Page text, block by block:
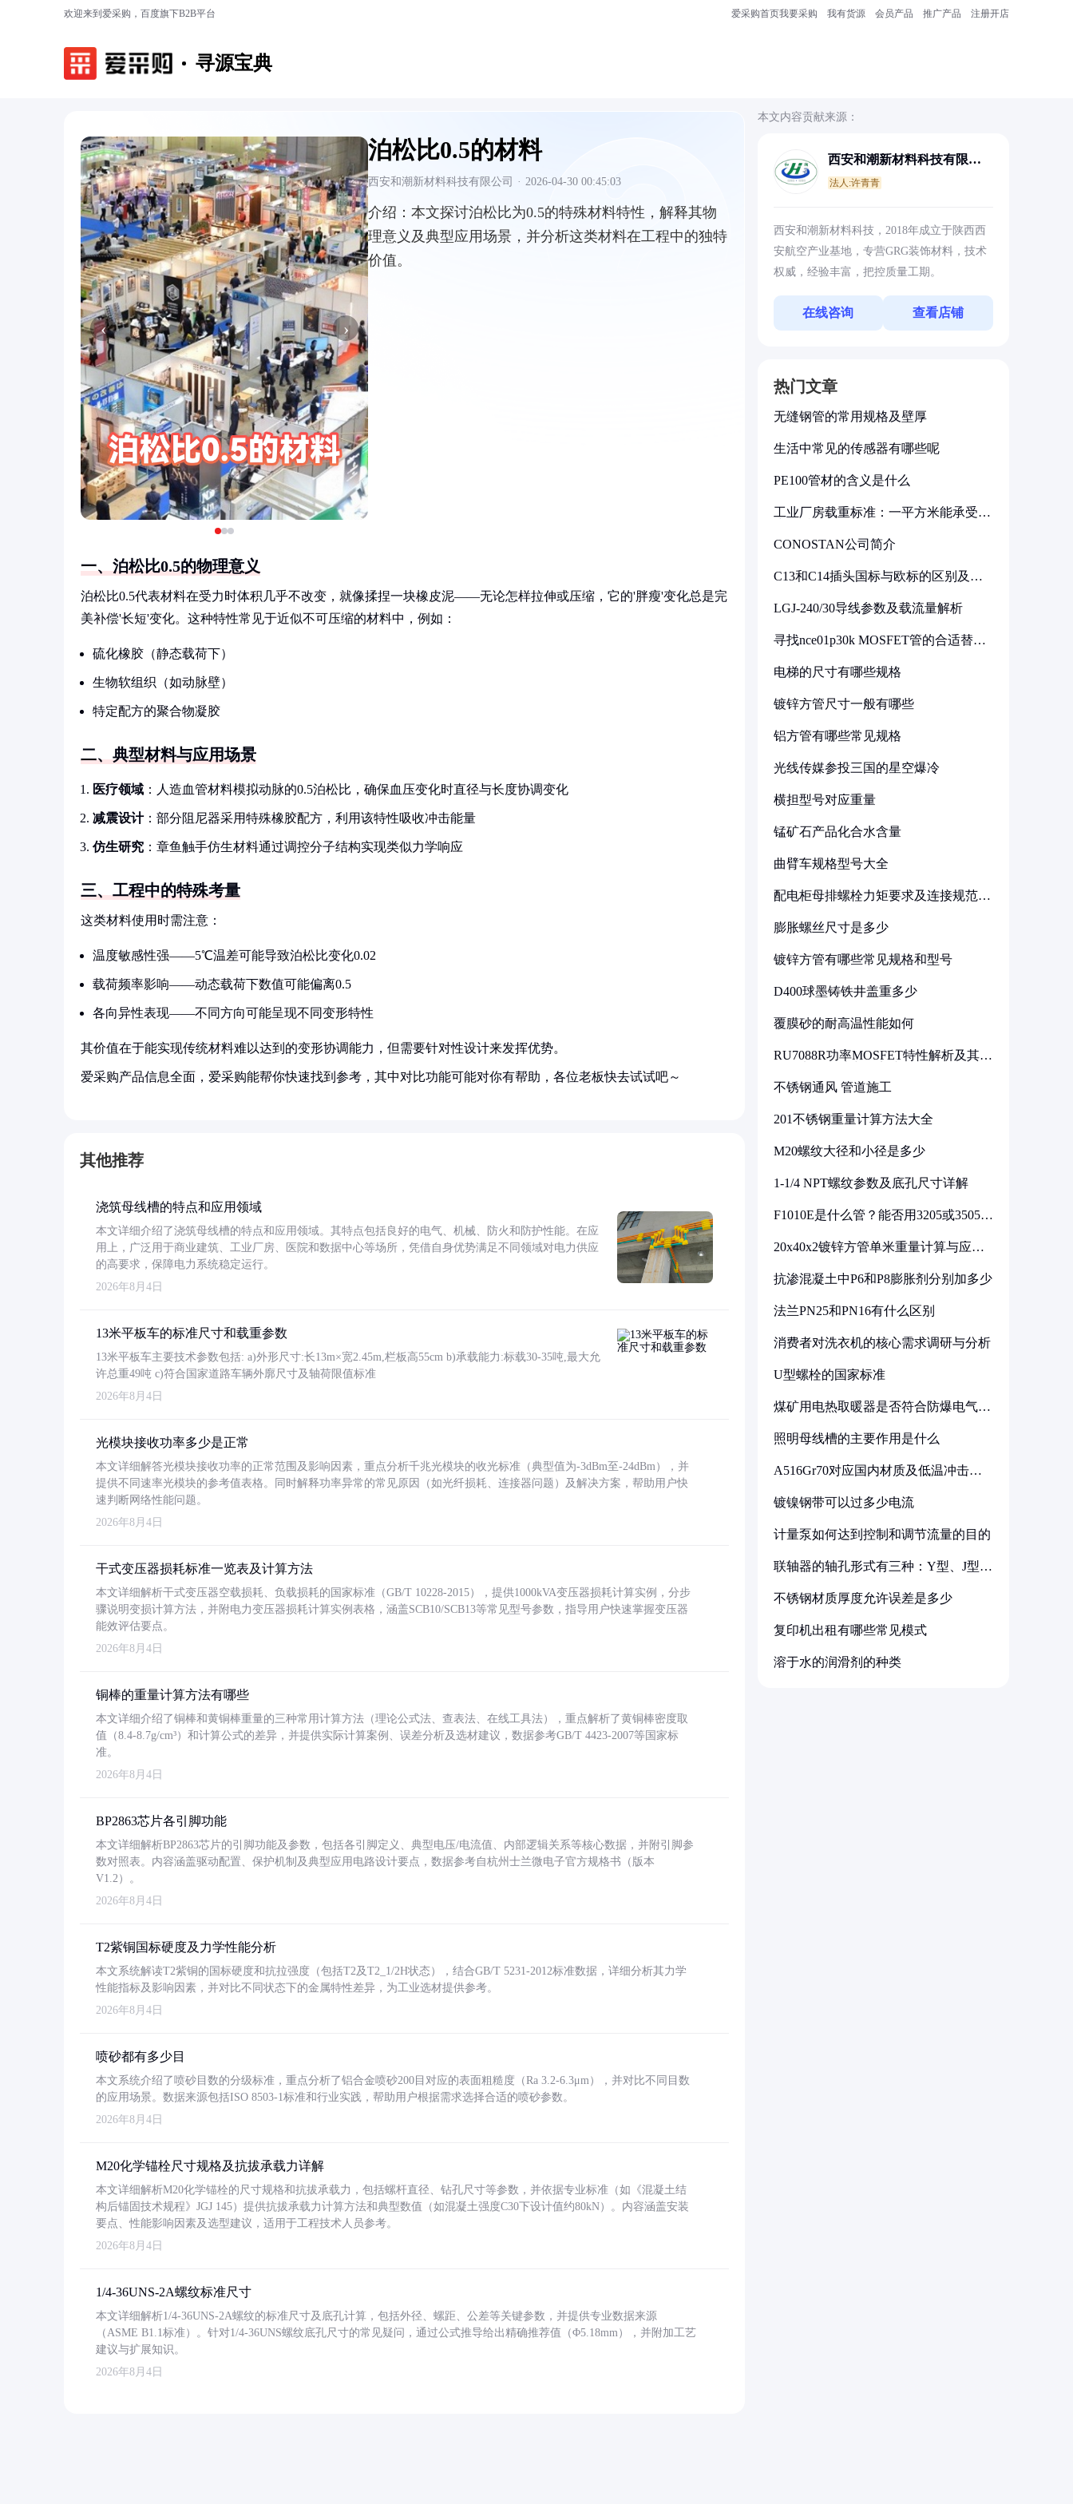
欢迎来到爱采购，百度旗下B2B平台 爱采购首页我要采购 我有货源 会员产品 推广产品 注册开店
寻源宝典
‹ ›
泊松比0.5的材料
西安和潮新材料科技有限公司 · 2026-04-30 00:45:03
介绍： 本文探讨泊松比为0.5的特殊材料特性，解释其物
理意义及典型应用场景，并分析这类材料在工程中的独特
价值。
一、泊松比0.5的物理意义
泊松比0.5代表材料在受力时体积几乎不改变，就像揉捏一块橡皮泥——无论怎样拉伸或压缩，它的'胖瘦'变化总是完
美补偿'长短'变化。这种特性常见于近似不可压缩的材料中，例如：
硫化橡胶（静态载荷下）
生物软组织（如动脉壁）
特定配方的聚合物凝胶
二、典型材料与应用场景
医疗领域 ：人造血管材料模拟动脉的0.5泊松比，确保血压变化时直径与长度协调变化
减震设计：部分阻尼器采用特殊橡胶配方，利用该特性吸收冲击能量
仿生研究 ：章鱼触手仿生材料通过调控分子结构实现类似力学响应
三、工程中的特殊考量
这类材料使用时需注意：
温度敏感性强——5℃温差可能导致泊松比变化0.02
载荷频率影响——动态载荷下数值可能偏离0.5
各向异性表现——不同方向可能呈现不同变形特性
其价值在于能实现传统材料难以达到的变形协调能力，但需要针对性设计来发挥优势。
爱采购产品信息全面，爱采购能帮你快速找到参考，其中对比功能可能对你有帮助，各位老板快去试试吧～
其他推荐
浇筑母线槽的特点和应用领域
本文详细介绍了浇筑母线槽的特点和应用领域。其特点包括良好的电气、机械、防火和防护性能。在应
用上，广泛用于商业建筑、工业厂房、医院和数据中心等场所，凭借自身优势满足不同领域对电力供应
的高要求，保障电力系统稳定运行。
2026年8月4日
13米平板车的标准尺寸和载重参数
13米平板车主要技术参数包括: a)外形尺寸:长13m×宽2.45m,栏板高55cm b)承载能力:标载30-35吨,最大允
许总重49吨 c)符合国家道路车辆外廓尺寸及轴荷限值标准
2026年8月4日
光模块接收功率多少是正常
本文详细解答光模块接收功率的正常范围及影响因素，重点分析千兆光模块的收光标准（典型值为-3dBm至-24dBm），并
提供不同速率光模块的参考值表格。同时解释功率异常的常见原因（如光纤损耗、连接器问题）及解决方案，帮助用户快
速判断网络性能问题。
2026年8月4日
干式变压器损耗标准一览表及计算方法
本文详细解析干式变压器空载损耗、负载损耗的国家标准（GB/T 10228-2015），提供1000kVA变压器损耗计算实例，分步
骤说明变损计算方法，并附电力变压器损耗计算实例表格，涵盖SCB10/SCB13等常见型号参数，指导用户快速掌握变压器
能效评估要点。
2026年8月4日
铜棒的重量计算方法有哪些
本文详细介绍了铜棒和黄铜棒重量的三种常用计算方法（理论公式法、查表法、在线工具法），重点解析了黄铜棒密度取
值（8.4-8.7g/cm³）和计算公式的差异，并提供实际计算案例、误差分析及选材建议，数据参考GB/T 4423-2007等国家标
准。
2026年8月4日
BP2863芯片各引脚功能
本文详细解析BP2863芯片的引脚功能及参数，包括各引脚定义、典型电压/电流值、内部逻辑关系等核心数据，并附引脚参
数对照表。内容涵盖驱动配置、保护机制及典型应用电路设计要点，数据参考自杭州士兰微电子官方规格书（版本
V1.2）。
2026年8月4日
T2紫铜国标硬度及力学性能分析
本文系统解读T2紫铜的国标硬度和抗拉强度（包括T2及T2_1/2H状态），结合GB/T 5231-2012标准数据，详细分析其力学
性能指标及影响因素，并对比不同状态下的金属特性差异，为工业选材提供参考。
2026年8月4日
喷砂都有多少目
本文系统介绍了喷砂目数的分级标准，重点分析了铝合金喷砂200目对应的表面粗糙度（Ra 3.2-6.3μm），并对比不同目数
的应用场景。数据来源包括ISO 8503-1标准和行业实践，帮助用户根据需求选择合适的喷砂参数。
2026年8月4日
M20化学锚栓尺寸规格及抗拔承载力详解
本文详细解析M20化学锚栓的尺寸规格和抗拔承载力，包括螺杆直径、钻孔尺寸等参数，并依据专业标准（如《混凝土结
构后锚固技术规程》JGJ 145）提供抗拔承载力计算方法和典型数值（如混凝土强度C30下设计值约80kN）。内容涵盖安装
要点、性能影响因素及选型建议，适用于工程技术人员参考。
2026年8月4日
1/4-36UNS-2A螺纹标准尺寸
本文详细解析1/4-36UNS-2A螺纹的标准尺寸及底孔计算，包括外径、螺距、公差等关键参数，并提供专业数据来源
（ASME B1.1标准）。针对1/4-36UNS螺纹底孔尺寸的常见疑问，通过公式推导给出精确推荐值（Φ5.18mm），并附加工艺
建议与扩展知识。
2026年8月4日
本文内容贡献来源：
西安和潮新材料科技有限公
法人:许青青
西安和潮新材料科技，2018年成立于陕西西
安航空产业基地，专营GRG装饰材料，技术
权威，经验丰富，把控质量工期。
在线咨询 查看店铺
热门文章
无缝钢管的常用规格及壁厚
生活中常见的传感器有哪些呢
PE100管材的含义是什么
工业厂房载重标准：一平方米能承受多
CONOSTAN公司简介
C13和C14插头国标与欧标的区别及其
LGJ-240/30导线参数及载流量解析
寻找nce01p30k MOSFET管的合适替代
电梯的尺寸有哪些规格
镀锌方管尺寸一般有哪些
铝方管有哪些常见规格
光线传媒参投三国的星空爆冷
横担型号对应重量
锰矿石产品化合水含量
曲臂车规格型号大全
配电柜母排螺栓力矩要求及连接规范详
膨胀螺丝尺寸是多少
镀锌方管有哪些常见规格和型号
D400球墨铸铁井盖重多少
覆膜砂的耐高温性能如何
RU7088R功率MOSFET特性解析及其在
不锈钢通风 管道施工
201不锈钢重量计算方法大全
M20螺纹大径和小径是多少
1-1/4 NPT螺纹参数及底孔尺寸详解
F1010E是什么管？能否用3205或3505代
20x40x2镀锌方管单米重量计算与应用
抗渗混凝土中P6和P8膨胀剂分别加多少
法兰PN25和PN16有什么区别
消费者对洗衣机的核心需求调研与分析
U型螺栓的国家标准
煤矿用电热取暖器是否符合防爆电气设
照明母线槽的主要作用是什么
A516Gr70对应国内材质及低温冲击要
镀镍钢带可以过多少电流
计量泵如何达到控制和调节流量的目的
联轴器的轴孔形式有三种：Y型、J型、
不锈钢材质厚度允许误差是多少
复印机出租有哪些常见模式
溶于水的润滑剂的种类